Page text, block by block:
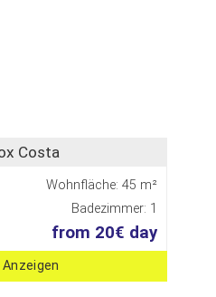
Costa
Wohnfläche: 45 m²
Badezimmer: 1
from 20€ day
Anzeigen